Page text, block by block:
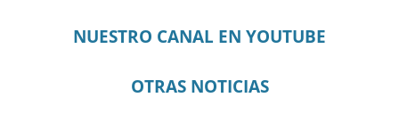
NUESTRO CANAL EN YOUTUBE
OTRAS NOTICIAS